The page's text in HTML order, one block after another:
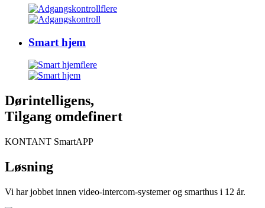
flere
Smart hjem
flere
Dørintelligens,
Tilgang omdefinert
KONTANT SmartAPP
Løsning
Vi har jobbet innen video-intercom-systemer og smarthus i 12 år.